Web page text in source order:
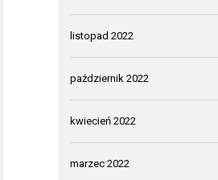
listopad 2022
październik 2022
kwiecień 2022
marzec 2022